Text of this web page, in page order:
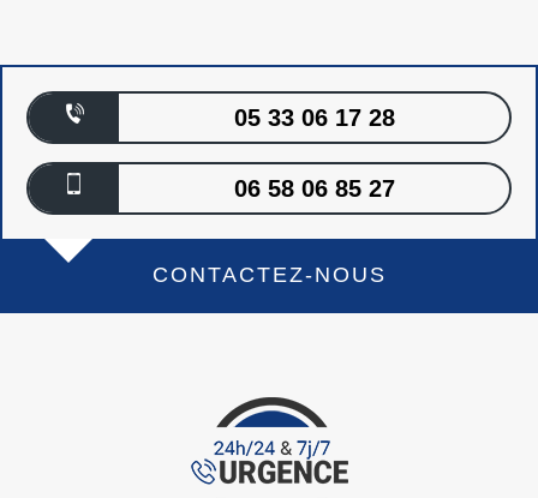
05 33 06 17 28
06 58 06 85 27
CONTACTEZ-NOUS